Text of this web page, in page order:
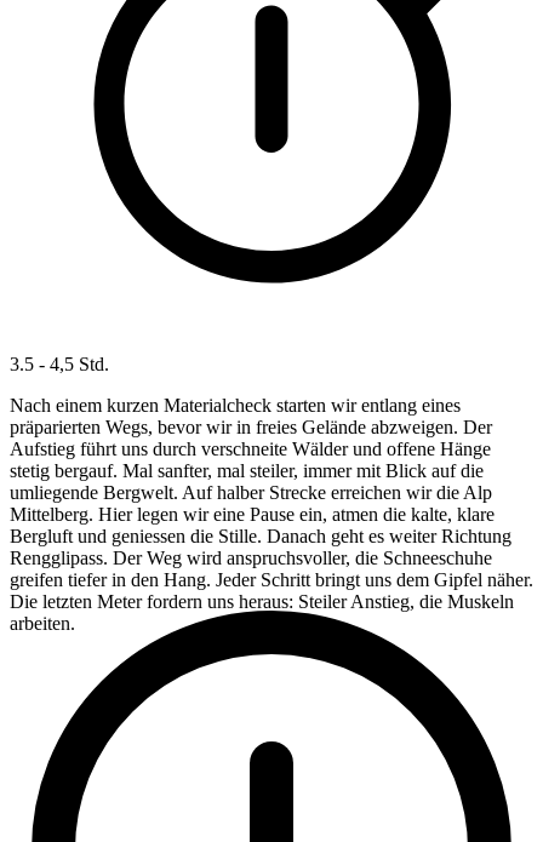
3.5 - 4,5 Std.
Nach einem kurzen Materialcheck starten wir entlang eines
präparierten Wegs, bevor wir in freies Gelände abzweigen. Der
Aufstieg führt uns durch verschneite Wälder und offene Hänge
stetig bergauf. Mal sanfter, mal steiler, immer mit Blick auf die
umliegende Bergwelt. Auf halber Strecke erreichen wir die Alp
Mittelberg. Hier legen wir eine Pause ein, atmen die kalte, klare
Bergluft und geniessen die Stille. Danach geht es weiter Richtung
Rengglipass. Der Weg wird anspruchsvoller, die Schneeschuhe
greifen tiefer in den Hang. Jeder Schritt bringt uns dem Gipfel näher.
Die letzten Meter fordern uns heraus: Steiler Anstieg, die Muskeln
arbeiten.